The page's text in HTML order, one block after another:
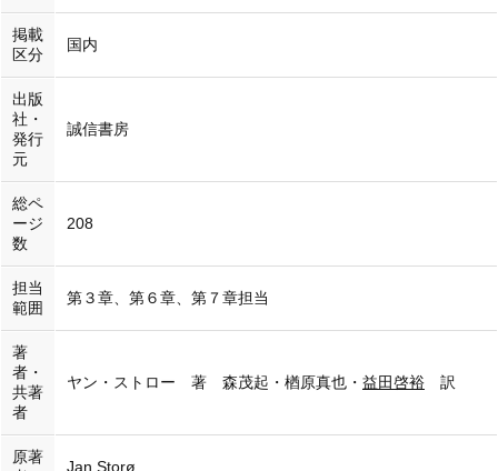
掲載
区分
国内
出版
社・
発行
元
誠信書房
総ペ
ージ
数
208
担当
範囲
第３章、第６章、第７章担当
著
者・
共著
者
ヤン・ストロー 著 森茂起・楢原真也・ 益田啓裕 訳
原著
Jan Storø